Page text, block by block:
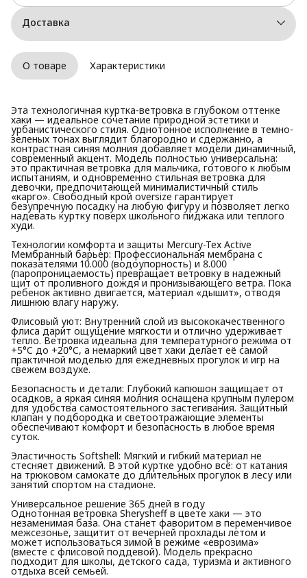
Доставка
О товаре Характеристики
Эта технологичная куртка-ветровка в глубоком оттенке
хаки — идеальное сочетание природной эстетики и
урбанистического стиля. Однотонное исполнение в темно-
зеленых тонах выглядит благородно и сдержанно, а
контрастная синяя молния добавляет модели динамичный,
современный акцент. Модель полностью универсальна:
это практичная ветровка для мальчика, готового к любым
испытаниям, и одновременно стильная ветровка для
девочки, предпочитающей минималистичный стиль
«карго». Свободный крой oversize гарантирует
безупречную посадку на любую фигуру и позволяет легко
надевать куртку поверх школьного пиджака или теплого
худи.
Технологии комфорта и защиты Mercury-Tex Active
Мембранный барьер: Профессиональная мембрана с
показателями 10.000 (водоупорность) и 8.000
(паропроницаемость) превращает ветровку в надежный
щит от проливного дождя и пронизывающего ветра. Пока
ребенок активно двигается, материал «дышит», отводя
лишнюю влагу наружу.
Флисовый уют: Внутренний слой из высококачественного
флиса дарит ощущение мягкости и отлично удерживает
тепло. Ветровка идеальна для температурного режима от
+5°C до +20°C, а немаркий цвет хаки делает её самой
практичной моделью для ежедневных прогулок и игр на
свежем воздухе.
Безопасность и детали: Глубокий капюшон защищает от
осадков, а яркая синяя молния оснащена крупным пулером
для удобства самостоятельного застегивания. Защитный
клапан у подбородка и светоотражающие элементы
обеспечивают комфорт и безопасность в любое время
суток.
Эластичность Softshell: Мягкий и гибкий материал не
стесняет движений. В этой куртке удобно всё: от катания
на трюковом самокате до длительных прогулок в лесу или
занятий спортом на стадионе.
Универсальное решение 365 дней в году
Однотонная ветровка Sherysheff в цвете хаки — это
незаменимая база. Она станет фаворитом в переменчивое
межсезонье, защитит от вечерней прохлады летом и
может использоваться зимой в режиме «еврозима»
(вместе с флисовой поддевой). Модель прекрасно
подходит для школы, детского сада, туризма и активного
отдыха всей семьей.